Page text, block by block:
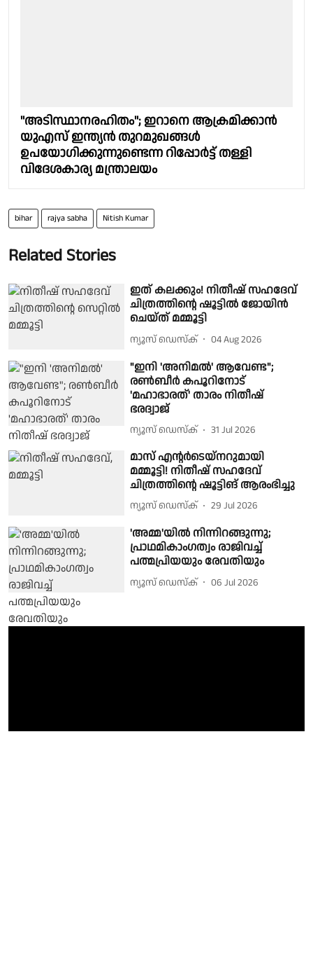
"അടിസ്ഥാനരഹിതം"; ഇറാനെ ആക്രമിക്കാൻ
യുഎസ് ഇന്ത്യൻ തുറമുഖങ്ങൾ
ഉപയോഗിക്കുന്നുണ്ടെന്ന റിപ്പോർട്ട് തള്ളി
വിദേശകാര്യ മന്ത്രാലയം
bihar rajya sabha Nitish Kumar
Related Stories
ഇത് കലക്കും! നിതീഷ് സഹദേവ്
ചിത്രത്തിന്റെ ഷൂട്ടിൽ ജോയിൻ
ചെയ്ത് മമ്മൂട്ടി
ന്യൂസ് ഡെസ്ക് 04 Aug 2026
"ഇനി 'അനിമൽ' ആവേണ്ട";
രൺബീർ കപൂറിനോട്
'മഹാഭാരത്' താരം നിതീഷ്
ഭരദ്വാജ്
ന്യൂസ് ഡെസ്ക് 31 Jul 2026
മാസ് എന്റർടെയ്‌നറുമായി
മമ്മൂട്ടി! നിതീഷ് സഹദേവ്
ചിത്രത്തിന്റെ ഷൂട്ടിങ് ആരംഭിച്ചു
ന്യൂസ് ഡെസ്ക് 29 Jul 2026
'അമ്മ'യിൽ നിന്നിറങ്ങുന്നു;
പ്രാഥമികാംഗത്വം രാജിവച്ച്
പത്മപ്രിയയും രേവതിയും
ന്യൂസ് ഡെസ്ക് 06 Jul 2026